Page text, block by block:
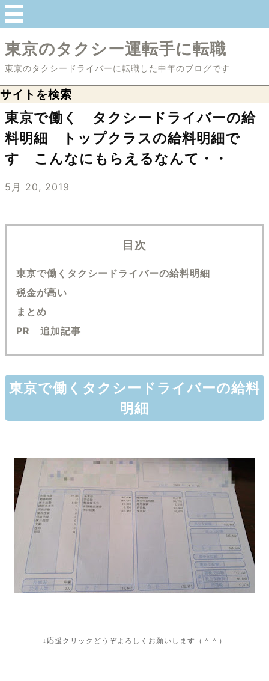
東京のタクシー運転手に転職
東京のタクシードライバーに転職した中年のブログです
サイトを検索
東京で働く タクシードライバーの給
料明細 トップクラスの給料明細で
す こんなにもらえるなんて・・
5月 20, 2019
目次
東京で働くタクシードライバーの給料明細
税金が高い
まとめ
PR 追加記事
東京で働くタクシードライバーの給料
明細
↓応援クリックどうぞよろしくお願いします（＾＾）